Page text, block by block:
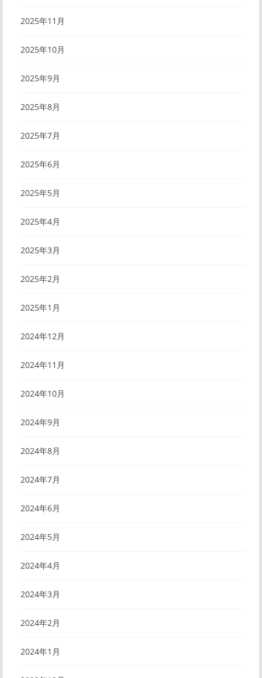
2025年11月
2025年10月
2025年9月
2025年8月
2025年7月
2025年6月
2025年5月
2025年4月
2025年3月
2025年2月
2025年1月
2024年12月
2024年11月
2024年10月
2024年9月
2024年8月
2024年7月
2024年6月
2024年5月
2024年4月
2024年3月
2024年2月
2024年1月